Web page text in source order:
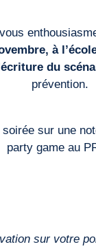
à
écriture du
prévention.
sur une
party game au
sur votre